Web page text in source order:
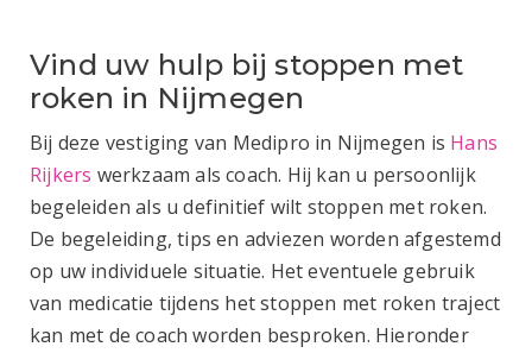
Vind uw hulp bij stoppen met
roken in Nijmegen
Bij deze vestiging van Medipro in Nijmegen is Hans
Rijkers werkzaam als coach. Hij kan u persoonlijk
begeleiden als u definitief wilt stoppen met roken.
De begeleiding, tips en adviezen worden afgestemd
op uw individuele situatie. Het eventuele gebruik
van medicatie tijdens het stoppen met roken traject
kan met de coach worden besproken. Hieronder